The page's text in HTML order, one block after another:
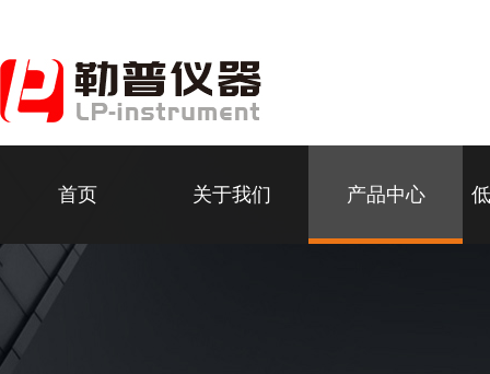
首页 关于我们 产品中心